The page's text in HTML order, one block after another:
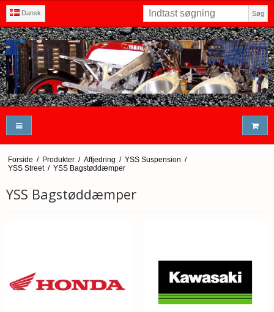
Dansk Søg
Forside / Produkter / Affjedring / YSS Suspension /
YSS Street / YSS Bagstøddæmper
YSS Bagstøddæmper